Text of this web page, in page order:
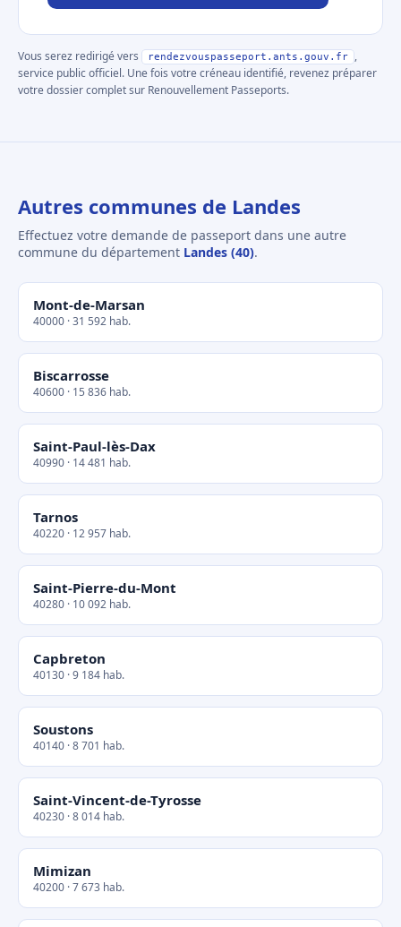
Vous serez redirigé vers rendezvouspasseport.ants.gouv.fr
,
service public officiel. Une fois votre créneau identifié, revenez préparer
votre dossier complet sur Renouvellement Passeports.
Autres communes de Landes
Effectuez votre demande de passeport dans une autre
commune du département Landes (40).
Mont-de-Marsan
40000 · 31 592 hab.
Biscarrosse
40600 · 15 836 hab.
Saint-Paul-lès-Dax
40990 · 14 481 hab.
Tarnos
40220 · 12 957 hab.
Saint-Pierre-du-Mont
40280 · 10 092 hab.
Capbreton
40130 · 9 184 hab.
Soustons
40140 · 8 701 hab.
Saint-Vincent-de-Tyrosse
40230 · 8 014 hab.
Mimizan
40200 · 7 673 hab.